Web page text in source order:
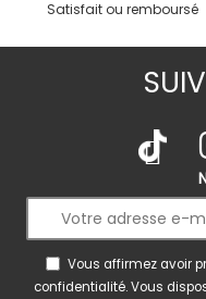
Satisfait ou remboursé
Vous affirmez avoir
confidentialité. Vous